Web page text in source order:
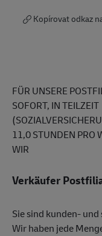
Kopírovat odkaz
FÜR UNSERE
SOFORT, IN TEILZEIT
11,0 STUNDEN PRO
WIR
Verkäufer
Sie sind kunden-
Wir haben jede